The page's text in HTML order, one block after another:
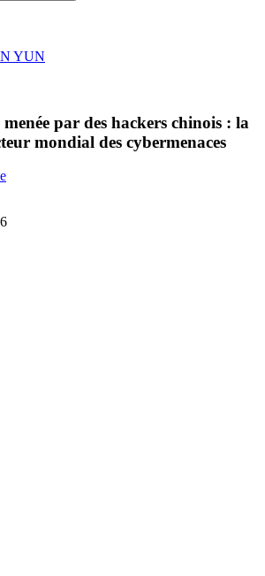
YUN
par des hackers chinois : la
mondial des cybermenaces